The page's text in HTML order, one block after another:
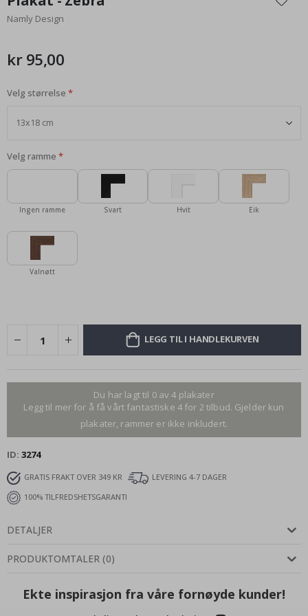
begynnelsen
av
Namly Design
kr 95,00
Velg størrelse
Velg ramme
Ingen ramme Svart Hvit Eik
Valnøtt
LEGG TIL I HANDLEKURVEN
Du har lagt til 0 av 4 plakater
Legg til mer for å få vårt fantastiske 4 for 2 tilbud. Gjelder kun
plakater, rammer er ikke inkludert.
ID 3274
GRATIS FRAKT OVER 349 KR
LEVERING 4-7 DAGER
100% TILFREDSHETSGARANTI
DETALJER
PRODUKTOMTALER (0)
Ekte inspirasjon fra våre fornøyde kunder!